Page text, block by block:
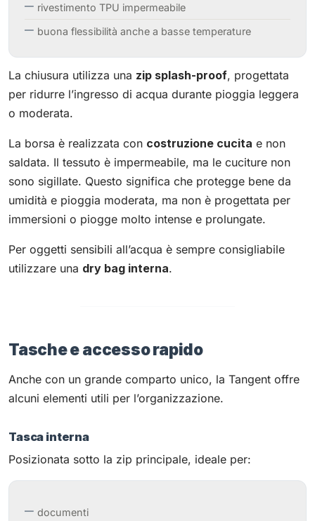
rivestimento TPU impermeabile
buona flessibilità anche a basse temperature
La chiusura utilizza una zip splash-proof, progettata
per ridurre l’ingresso di acqua durante pioggia leggera
o moderata.
La borsa è realizzata con costruzione cucita e non
saldata. Il tessuto è impermeabile, ma le cuciture non
sono sigillate. Questo significa che protegge bene da
umidità e pioggia moderata, ma non è progettata per
immersioni o piogge molto intense e prolungate.
Per oggetti sensibili all’acqua è sempre consigliabile
utilizzare una dry bag interna.
Tasche e accesso rapido
Anche con un grande comparto unico, la Tangent offre
alcuni elementi utili per l’organizzazione.
Tasca interna
Posizionata sotto la zip principale, ideale per:
documenti